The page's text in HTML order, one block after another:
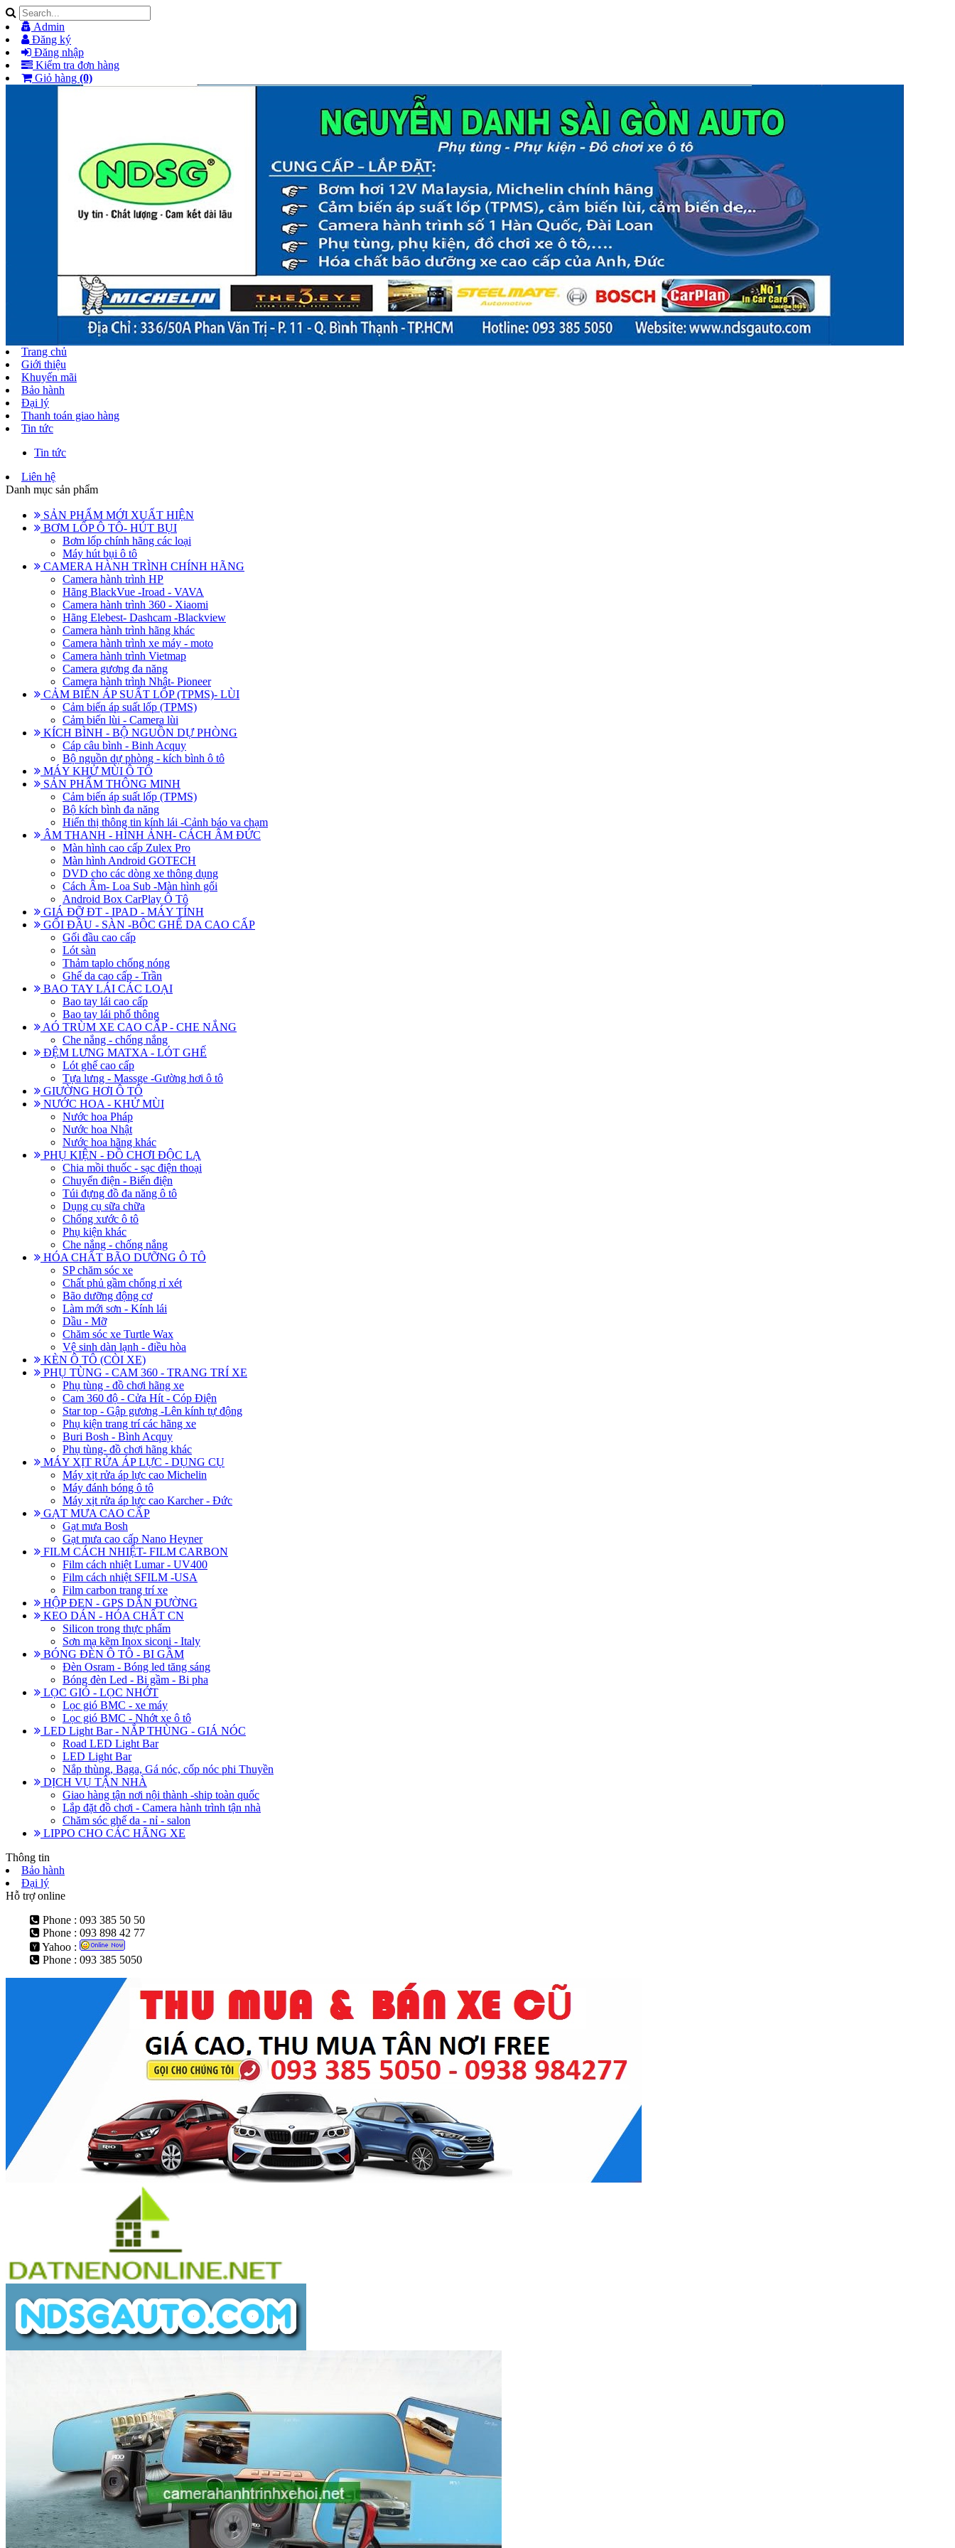
Admin
Đăng ký
Đăng nhập
Kiểm tra đơn hàng
Giỏ hàng (0)
Trang chủ
Giới thiệu
Khuyến mãi
Bảo hành
Đại lý
Thanh toán giao hàng
Tin tức
Tin tức
Liên hệ
Danh mục sản phẩm
SẢN PHẨM MỚI XUẤT HIỆN
BƠM LỐP Ô TÔ- HÚT BỤI
Bơm lốp chính hãng các loại
Máy hút bụi ô tô
CAMERA HÀNH TRÌNH CHÍNH HÃNG
Camera hành trình HP
Hãng BlackVue -Iroad - VAVA
Camera hành trình 360 - Xiaomi
Hãng Elebest- Dashcam -Blackview
Camera hành trình hãng khác
Camera hành trình xe máy - moto
Camera hành trình Vietmap
Camera gương đa năng
Camera hành trình Nhật- Pioneer
CẢM BIẾN ÁP SUẤT LỐP (TPMS)- LÙI
Cảm biến áp suất lốp (TPMS)
Cảm biến lùi - Camera lùi
KÍCH BÌNH - BỘ NGUỒN DỰ PHÒNG
Cáp câu bình - Binh Acquy
Bộ nguồn dự phòng - kích bình ô tô
MÁY KHỬ MÙI Ô TÔ
SẢN PHẨM THÔNG MINH
Cảm biến áp suất lốp (TPMS)
Bộ kích bình đa năng
Hiển thị thông tin kính lái -Cảnh báo va chạm
ÂM THANH - HÌNH ẢNH- CÁCH ÂM ĐỨC
Màn hình cao cấp Zulex Pro
Màn hình Android GOTECH
DVD cho các dòng xe thông dụng
Cách Âm- Loa Sub -Màn hình gối
Android Box CarPlay Ô Tô
GIÁ ĐỠ ĐT - IPAD - MÁY TÍNH
GỐI ĐẦU - SÀN -BÔC GHẾ DA CAO CẤP
Gối đầu cao cấp
Lót sàn
Thảm taplo chống nóng
Ghế da cao cấp - Trần
BAO TAY LÁI CÁC LOẠI
Bao tay lái cao cấp
Bao tay lái phổ thông
AÓ TRÙM XE CAO CẤP - CHE NẮNG
Che nắng - chống nắng
ĐỆM LƯNG MATXA - LÓT GHẾ
Lót ghế cao cấp
Tựa lưng - Massge -Gường hơi ô tô
GIƯỜNG HƠI Ô TÔ
NƯỚC HOA - KHỬ MÙI
Nước hoa Pháp
Nước hoa Nhật
Nước hoa hãng khác
PHỤ KIỆN - ĐỒ CHƠI ĐỘC LẠ
Chia mồi thuốc - sạc điện thoại
Chuyển điện - Biến điện
Túi đựng đồ đa năng ô tô
Dụng cụ sữa chữa
Chống xước ô tô
Phụ kiện khác
Che nắng - chống nắng
HÓA CHẤT BÃO DƯỠNG Ô TÔ
SP chăm sóc xe
Chất phủ gầm chống rỉ xét
Bão dưỡng động cơ
Làm mới sơn - Kính lái
Dầu - Mỡ
Chăm sóc xe Turtle Wax
Vệ sinh dàn lạnh - điều hòa
KÈN Ô TÔ (CÒI XE)
PHỤ TÙNG - CAM 360 - TRANG TRÍ XE
Phụ tùng - đồ chơi hãng xe
Cam 360 độ - Cửa Hít - Cóp Điện
Star top - Gập gương -Lên kính tự động
Phụ kiện trang trí các hãng xe
Buri Bosh - Bình Acquy
Phụ tùng- đồ chơi hãng khác
MÁY XỊT RỬA ÁP LỰC - DỤNG CỤ
Máy xịt rửa áp lực cao Michelin
Máy đánh bóng ô tô
Máy xịt rửa áp lực cao Karcher - Đức
GẠT MƯA CAO CẤP
Gạt mưa Bosh
Gạt mưa cao cấp Nano Heyner
FILM CÁCH NHIỆT- FILM CARBON
Film cách nhiệt Lumar - UV400
Film cách nhiệt SFILM -USA
Film carbon trang trí xe
HỘP ĐEN - GPS DẪN ĐƯỜNG
KEO DÁN - HÓA CHẤT CN
Silicon trong thực phẩm
Sơn mạ kẽm Inox siconi - Italy
BÓNG ĐÈN Ô TÔ - BI GẦM
Đèn Osram - Bóng led tăng sáng
Bóng đèn Led - Bi gầm - Bi pha
LỌC GIÓ - LỌC NHỚT
Lọc gió BMC - xe máy
Lọc gió BMC - Nhớt xe ô tô
LED Light Bar - NẮP THÙNG - GIÁ NÓC
Road LED Light Bar
LED Light Bar
Nắp thùng, Baga, Gá nóc, cốp nóc phi Thuyền
DỊCH VỤ TẬN NHÀ
Giao hàng tận nơi nội thành -ship toàn quốc
Lắp đặt đồ chơi - Camera hành trình tận nhà
Chăm sóc ghế da - nỉ - salon
LIPPO CHO CÁC HÃNG XE
Thông tin
Bảo hành
Đại lý
Hỗ trợ online
Phone : 093 385 50 50
Phone : 093 898 42 77
Yahoo :
Phone : 093 385 5050